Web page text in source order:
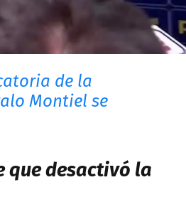
de la
Montiel se
que desactivó la